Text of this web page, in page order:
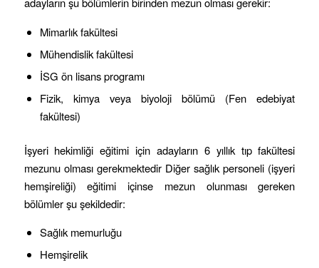
Mimarlık fakültesi
Mühendislik fakültesi
İSG ön lisans programı
Fizik, kimya veya biyoloji bölümü (Fen edebiyat
fakültesi)
İşyeri hekimliği eğitimi için adayların 6 yıllık tıp fakültesi
mezunu olması gerekmektedir Diğer sağlık personeli (işyeri
hemşireliği) eğitimi içinse mezun olunması gereken
bölümler şu şekildedir:
Sağlık memurluğu
Hemşirelik